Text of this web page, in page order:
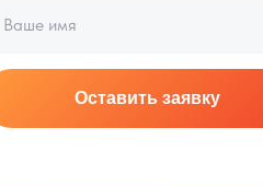
Оставить заявку